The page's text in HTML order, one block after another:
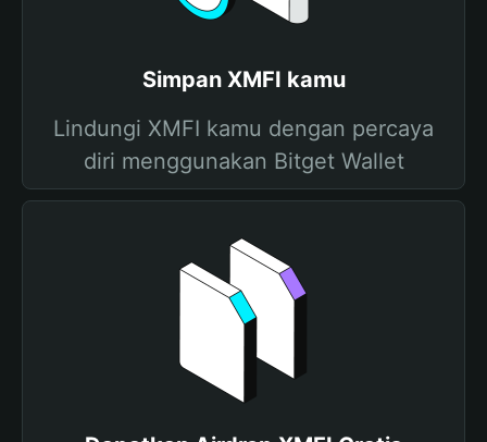
Simpan XMFI kamu
Lindungi XMFI kamu dengan percaya
diri menggunakan Bitget Wallet